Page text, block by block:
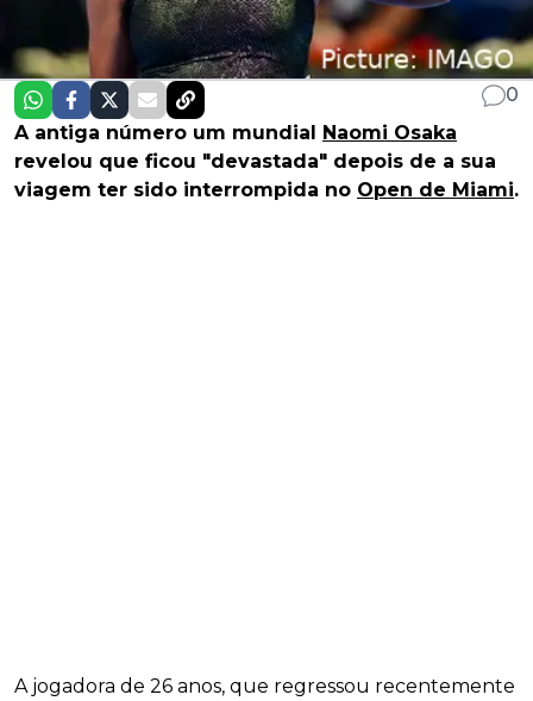
0
A antiga número um mundial Naomi Osaka
revelou que ficou "devastada" depois de a sua
viagem ter sido interrompida no Open de Miami.
A jogadora de 26 anos, que regressou recentemente